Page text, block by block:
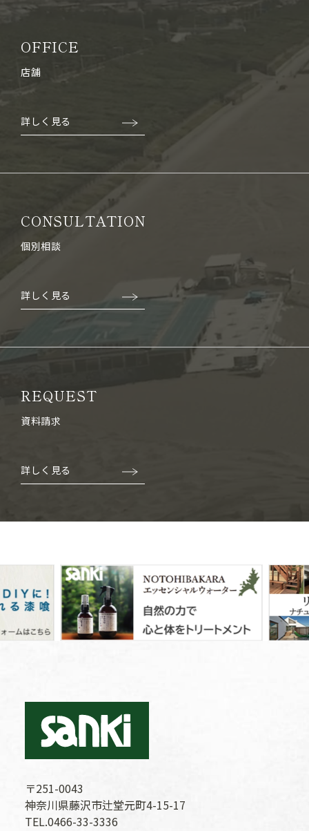
OFFICE
店舗
詳しく見る
CONSULTATION
個別相談
詳しく見る
REQUEST
資料請求
詳しく見る
〒251-0043
神奈川県藤沢市辻堂元町4-15-17
TEL.0466-33-3336